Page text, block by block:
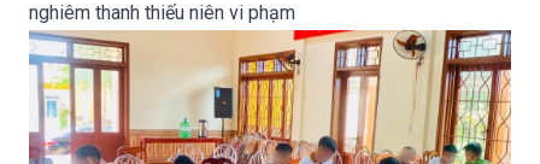
nghiêm thanh thiếu niên vi phạm